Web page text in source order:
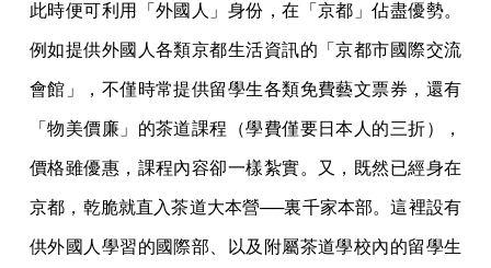
此時便可利用「外國人」身份，在「京都」佔盡優勢。
例如提供外國人各類京都生活資訊的 「京都市國際交流
會館」，不僅時常提供留學生各類免費藝文票券，還有
「物美價廉」的茶道課程（學費僅要日本人的三折），
價格雖優惠，課程內容卻一樣紮實。又，既然已經身在
京都，乾脆就直入茶道大本營──裏千家本部。這裡設有
供外國人學習的國際部、以及附屬茶道學校內的留學生